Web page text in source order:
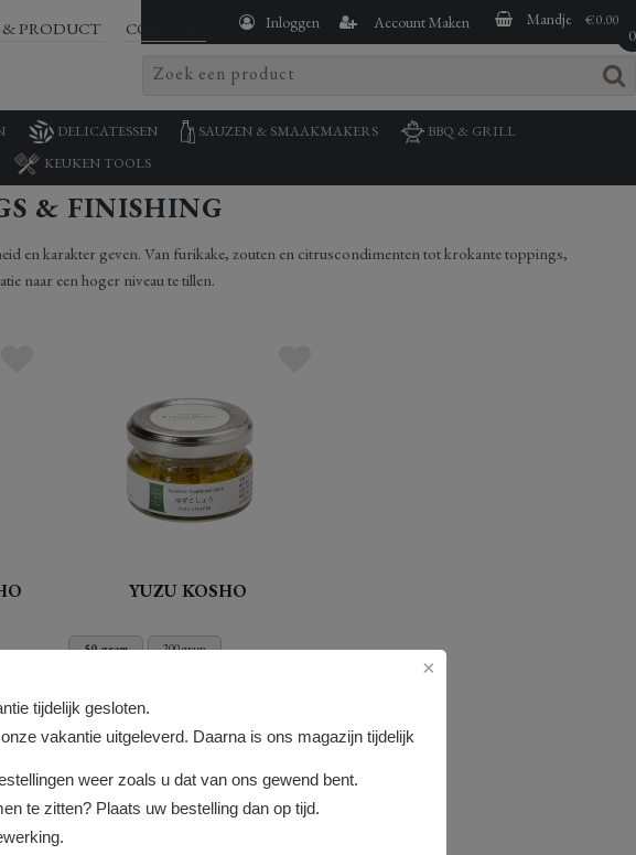
Inloggen Account Maken Mandje
0
€ 0.00
PRODUCT CONTACT
×
tijdelijk gesloten.
vakantie uitgeleverd. Daarna is ons magazijn tijdelijk
weer zoals u dat van ons gewend bent.
te zitten? Plaats uw bestelling dan op tijd.
DELICATESSEN SAUZEN & SMAAKMAKERS
BBQ & GRILL
KEUKEN TOOLS
& FINISHING
en karakter geven. Van furikake, zouten en citruscondimenten tot krokante toppings,
naar een hoger niveau te tillen.
YUZU KOSHO
50 gram 200 gram
Yuzu Kosho is een chili en yuzu
(Japanse citrus) pasta. Japanners
houden ervan om het te combineren met
miso-soep of sashimi. Het is een
worden gebruikt in sau (...)
Voorraad indicatie: 5 stuks